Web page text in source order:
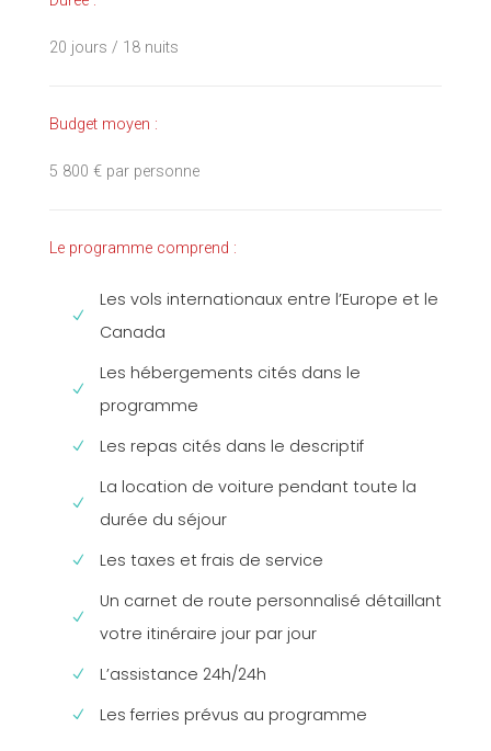
20 jours / 18 nuits
Budget moyen :
5 800 € par personne
Le programme comprend :
Les vols internationaux entre l’Europe et le
Canada
Les hébergements cités dans le
programme
Les repas cités dans le descriptif
La location de voiture pendant toute la
durée du séjour
Les taxes et frais de service
Un carnet de route personnalisé détaillant
votre itinéraire jour par jour
L’assistance 24h/24h
Les ferries prévus au programme